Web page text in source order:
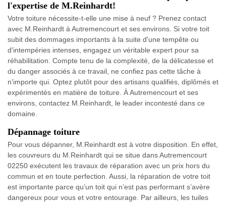
l'expertise de M.Reinhardt!
Votre toiture nécessite-t-elle une mise à neuf ? Prenez contact
avec M.Reinhardt à Autremencourt et ses environs. Si votre toit
subit des dommages importants à la suite d'une tempête ou
d'intempéries intenses, engagez un véritable expert pour sa
réhabilitation. Compte tenu de la complexité, de la délicatesse et
du danger associés à ce travail, ne confiez pas cette tâche à
n'importe qui. Optez plutôt pour des artisans qualifiés, diplômés et
expérimentés en matière de toiture. À Autremencourt et ses
environs, contactez M.Reinhardt, le leader incontesté dans ce
domaine.
Dépannage toiture
Pour vous dépanner, M.Reinhardt est à votre disposition. En effet,
les couvreurs du M.Reinhardt qui se situe dans Autremencourt
02250 exécutent les travaux de réparation avec un prix hors du
commun et en toute perfection. Aussi, la réparation de votre toit
est importante parce qu’un toit qui n’est pas performant s’avère
dangereux pour vous et votre entourage. Par ailleurs, les tuiles